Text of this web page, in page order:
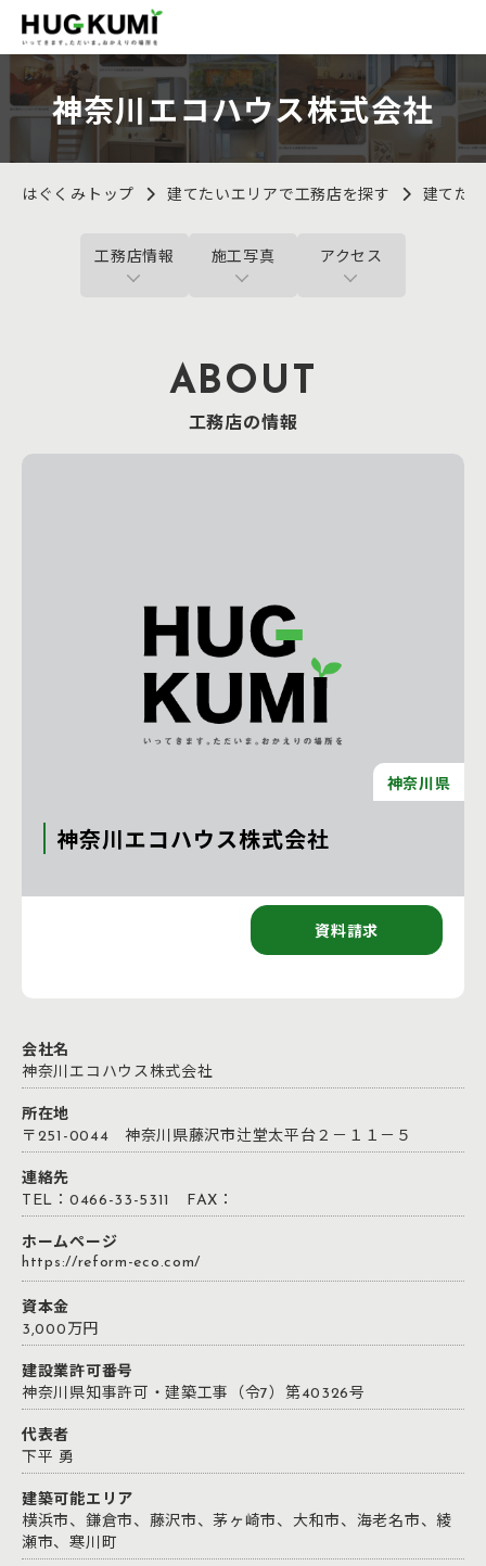
神奈川エコハウス株式会社
はぐくみトップ 建てたいエリアで工務店を探す 建てた
工務店情報 施工写真 アクセス
ABOUT
工務店の情報
神奈川県
神奈川エコハウス株式会社
資料請求
会社名
神奈川エコハウス株式会社
所在地
〒251-0044 神奈川県藤沢市辻堂太平台２－１１－５
連絡先
TEL：0466-33-5311 FAX：
ホームページ
https://reform-eco.com/
資本金
3,000万円
建設業許可番号
神奈川県知事許可・建築工事（令7）第40326号
代表者
下平 勇
建築可能エリア
横浜市、鎌倉市、藤沢市、茅ヶ崎市、大和市、海老名市、綾
瀬市、寒川町